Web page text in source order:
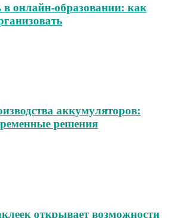
в онлайн-образовании: как
аккумуляторов:
решения
открывает возможности